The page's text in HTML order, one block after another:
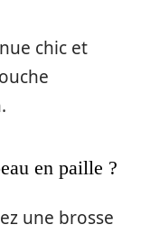
chic et
en paille ?
une brosse